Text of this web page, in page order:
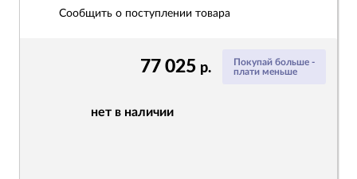
Покупай больше -
плати меньше
77 025 р.
нет в наличии
Сообщить о поступлении товара